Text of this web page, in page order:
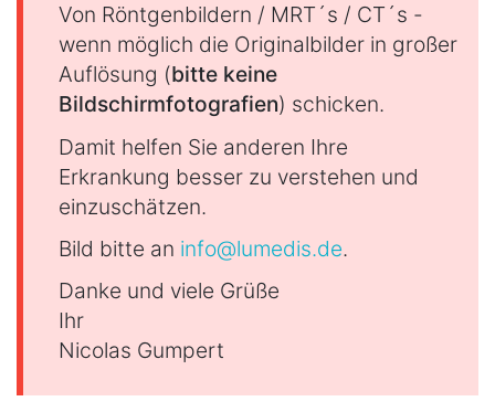
Von Röntgenbildern / MRT´s / CT´s -
wenn möglich die Originalbilder in großer
Auflösung (bitte keine
Bildschirmfotografien) schicken.
Damit helfen Sie anderen Ihre
Erkrankung besser zu verstehen und
einzuschätzen.
Bild bitte an info@lumedis.de.
Danke und viele Grüße
Ihr
Nicolas Gumpert